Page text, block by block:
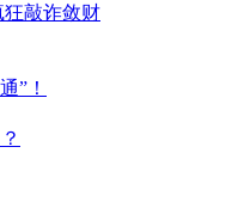
敲诈敛财
”！